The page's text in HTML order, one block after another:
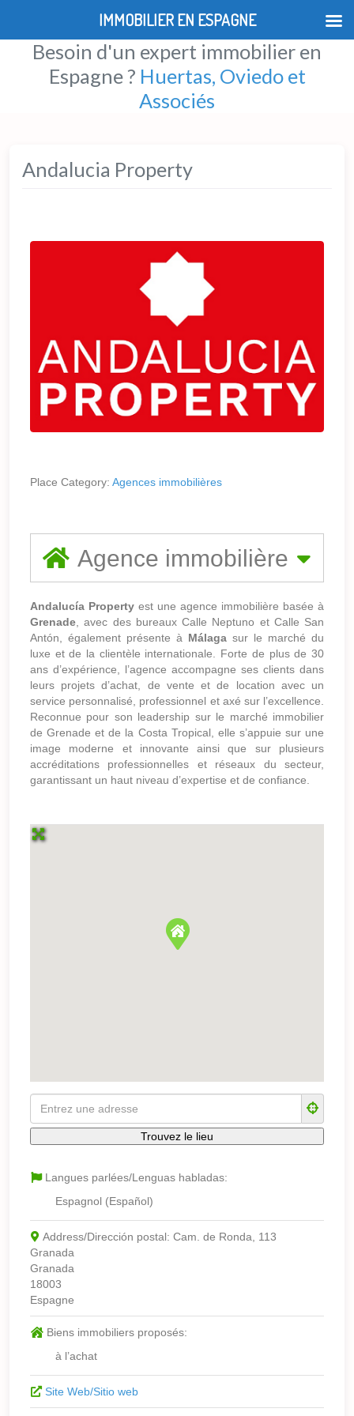
Besoin d'un expert immobilier en
Espagne ? Huertas, Oviedo et
Associés
Andalucia Property
Place Category: Agences immobilières
Agence immobilière
Andalucía Property est une agence immobilière basée à
Grenade , avec des bureaux Calle Neptuno et Calle San
Antón, également présente à Málaga sur le marché du
luxe et de la clientèle internationale. Forte de plus de 30
ans d’expérience, l’agence accompagne ses clients dans
leurs projets d’achat, de vente et de location avec un
service personnalisé, professionnel et axé sur l’excellence.
Reconnue pour son leadership sur le marché immobilier
de Grenade et de la Costa Tropical, elle s’appuie sur une
image moderne et innovante ainsi que sur plusieurs
accréditations professionnelles et réseaux du secteur,
garantissant un haut niveau d’expertise et de confiance.
Langues parlées/Lenguas habladas:
Espagnol (Español)
Address/Dirección postal: Cam. de Ronda, 113
Granada
Granada
18003
Espagne
Biens immobiliers proposés:
à l’achat
Site Web/Sitio web
IMMOBILIER EN ESPAGNE